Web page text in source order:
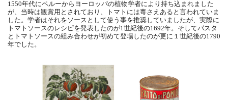
1550年代にペルーからヨーロッパの植物学者により持ち込まれました
が、当時は観賞用とされており、トマトには毒さえあると言われていま
した。学者はそれをソースとして使う事を推奨していましたが、実際に
トマトソースのレシピを発表したのが1世紀後の1692年。そしてパスタ
とトマトソースの組み合わせが初めて登場したのが更に１世紀後の1790
年でした。